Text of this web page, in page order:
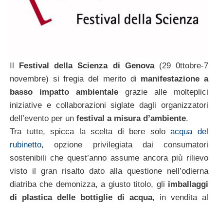
Il Festival della Scienza di Genova(29 0ttobre-7
novembre) si fregia del merito di manifestazione a
basso impatto ambientale grazie alle molteplici
iniziative e collaborazioni siglate dagli organizzatori
dell’evento per un festival a misura d’ambiente.
Tra tutte, spicca la scelta di bere soloacqua del
rubinetto, opzione privilegiata dai consumatori
sostenibili che quest’anno assume ancora più rilievo
visto il gran risalto dato alla questione nell’odierna
diatriba che demonizza, a giusto titolo, gli imballaggi
di plastica delle bottiglie di acqua, in vendita al